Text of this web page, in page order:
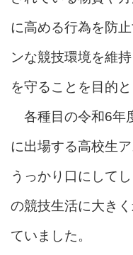
に高める行為を防
ンな競技環境を維
を守ることを目的と
各種目の令和6年
に出場する高校生
うっかり口にして
の競技生活に大き
ていました。